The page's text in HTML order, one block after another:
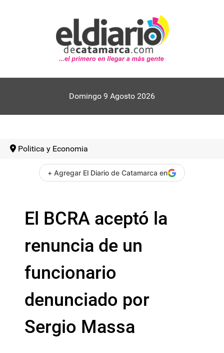
Domingo 9 Agosto 2026
Politica y Economia
+ Agregar El Diario de Catamarca en
El BCRA aceptó la
renuncia de un
funcionario
denunciado por
Sergio Massa